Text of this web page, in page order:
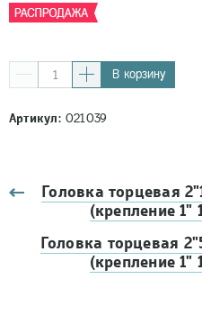
В корзину
Артикул:021039
Головка торцевая
(крепление 1"
Головка торцевая
(крепление 1"